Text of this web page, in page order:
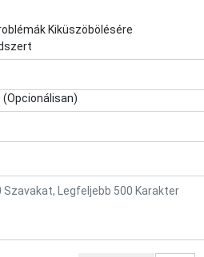
Kiküszöbölésére